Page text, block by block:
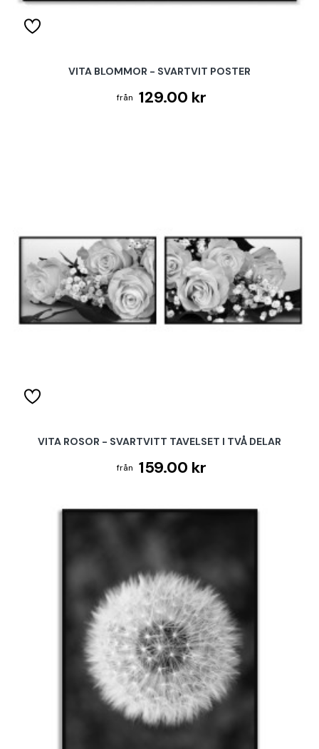
VITA BLOMMOR - SVARTVIT POSTER
129.00 kr
VITA ROSOR - SVARTVITT TAVELSET I TVÅ DELAR
159.00 kr